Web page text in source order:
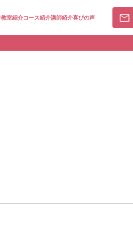
教室紹介コース紹介講師紹介喜びの声